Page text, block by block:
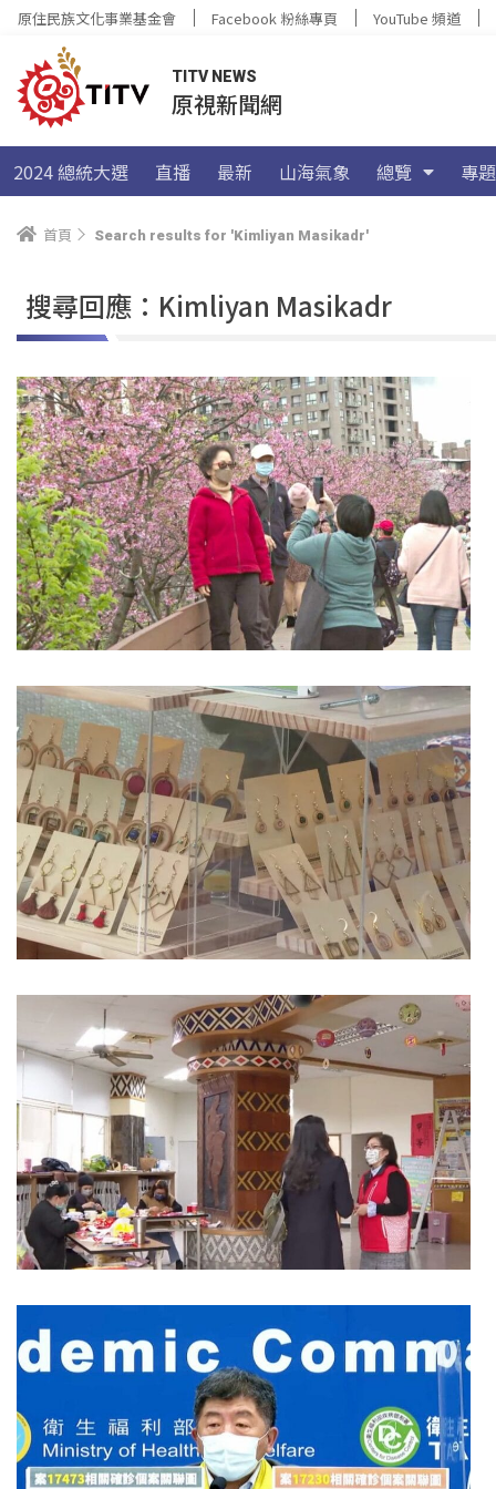
原住民族文化事業基金會 Facebook 粉絲專頁 YouTube 頻道
TITV NEWS
原視新聞網
2024 總統大選 直播 最新 山海氣象 總覽 專題
首頁 Search results for 'Kimliyan Masikadr'
搜尋回應：Kimliyan Masikadr